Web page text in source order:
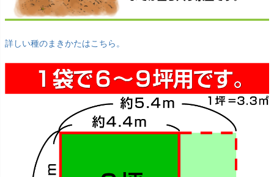
詳しい種のまきかたはこちら。